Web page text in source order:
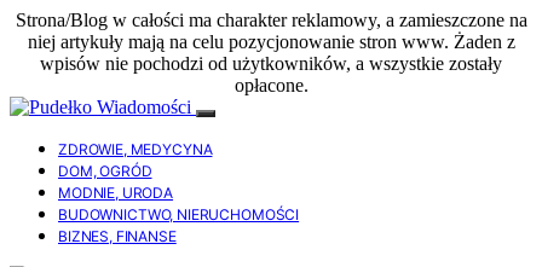
Strona/Blog w całości ma charakter reklamowy, a zamieszczone na
niej artykuły mają na celu pozycjonowanie stron www. Żaden z
wpisów nie pochodzi od użytkowników, a wszystkie zostały
opłacone.
ZDROWIE, MEDYCYNA
DOM, OGRÓD
MODNIE, URODA
BUDOWNICTWO, NIERUCHOMOŚCI
BIZNES, FINANSE